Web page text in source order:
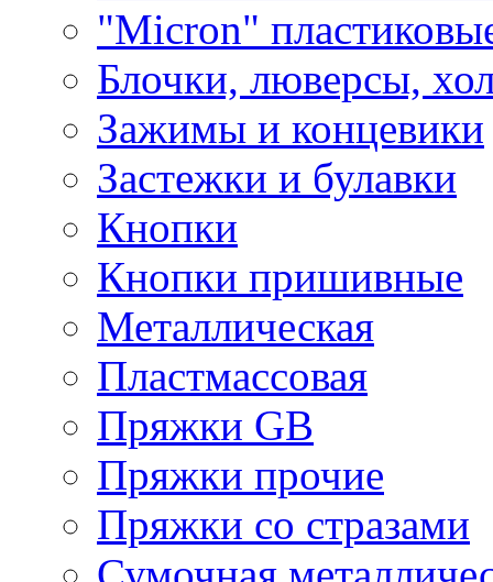
"Micron"
Блочки, люверсы,
Зажимы и концевики
Застежки и булавки
Кнопки
Кнопки пришивные
Металлическая
Пластмассовая
Пряжки GB
Пряжки прочие
Пряжки со стразами